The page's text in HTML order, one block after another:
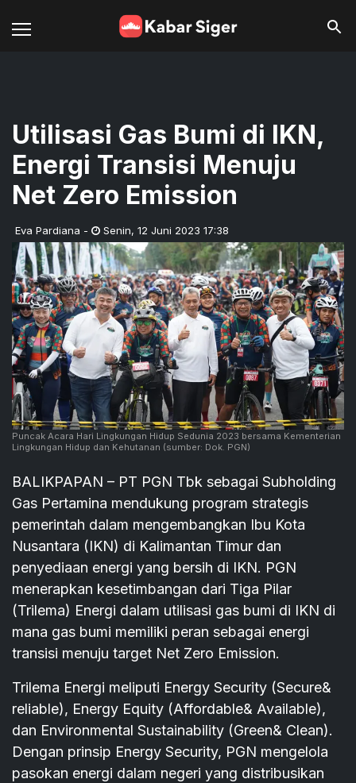
Utilisasi Gas Bumi di IKN,
Energi Transisi Menuju
Net Zero Emission
Eva Pardiana - Senin, 12 Juni 2023 17:38
Puncak Acara Hari Lingkungan Hidup Sedunia 2023 bersama Kementerian
Lingkungan Hidup dan Kehutanan (sumber: Dok. PGN)
BALIKPAPAN – PT PGN Tbk sebagai Subholding
Gas Pertamina mendukung program strategis
pemerintah dalam mengembangkan Ibu Kota
Nusantara (IKN) di Kalimantan Timur dan
penyediaan energi yang bersih di IKN. PGN
menerapkan kesetimbangan dari Tiga Pilar
(Trilema) Energi dalam utilisasi gas bumi di IKN di
mana gas bumi memiliki peran sebagai energi
transisi menuju target Net Zero Emission.
Trilema Energi meliputi Energy Security (Secure&
reliable), Energy Equity (Affordable& Available),
dan Environmental Sustainability (Green& Clean).
Dengan prinsip Energy Security, PGN mengelola
pasokan energi dalam negeri yang distribusikan